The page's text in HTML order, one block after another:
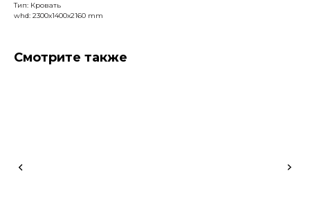
Тип: Кровать
whd: 2300x1400x2160 mm
Смотрите также